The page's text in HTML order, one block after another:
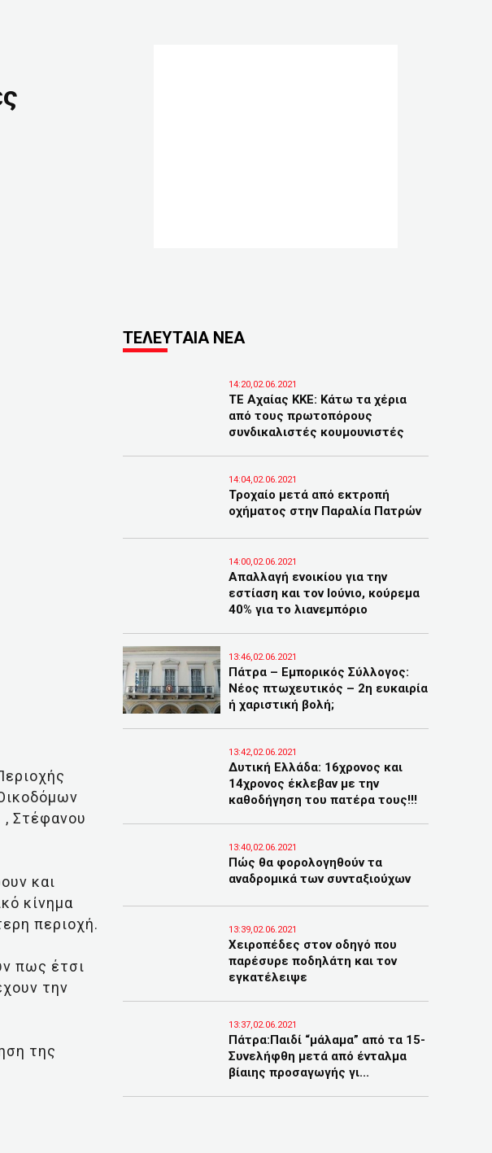
Στέφανου
και
κίνημα
περιοχή.
πως έτσι
την
της
ΤΕΛΕΥΤΑΙΑ ΝΕΑ
14:20,02.06.2021
ΤΕ Αχαίας ΚΚΕ: Κάτω τα χέρια
από τους πρωτοπόρους
συνδικαλιστές κουμουνιστές
14:04,02.06.2021
Τροχαίο μετά από εκτροπή
οχήματος στην Παραλία Πατρών
14:00,02.06.2021
Απαλλαγή ενοικίου για την
εστίαση και τον Ιούνιο, κούρεμα
40% για το λιανεμπόριο
13:46,02.06.2021
Πάτρα – Εμπορικός Σύλλογος:
Νέος πτωχευτικός – 2η ευκαιρία
ή χαριστική βολή;
13:42,02.06.2021
Δυτική Ελλάδα: 16χρονος και
14χρονος έκλεβαν με την
καθοδήγηση του πατέρα τους!!!
13:40,02.06.2021
Πώς θα φορολογηθούν τα
αναδρομικά των συνταξιούχων
13:39,02.06.2021
Χειροπέδες στον οδηγό που
παρέσυρε ποδηλάτη και τον
εγκατέλειψε
13:37,02.06.2021
Πάτρα:Παιδί “μάλαμα” από τα 15-
Συνελήφθη μετά από ένταλμα
βίαιης προσαγωγής γι...